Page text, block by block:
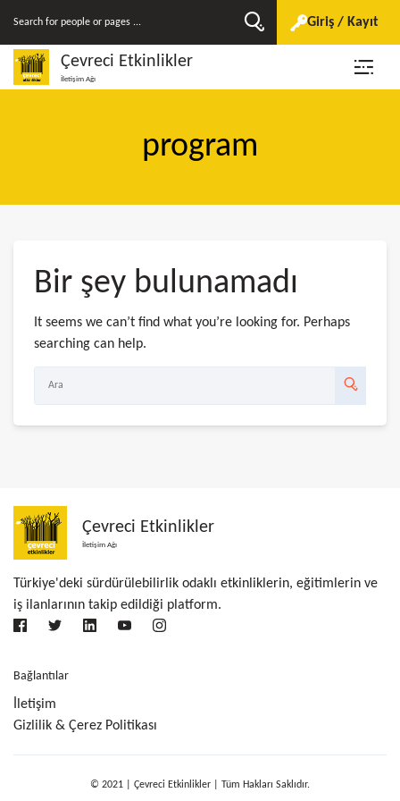
Giriş / Kayıt
Çevreci Etkinlikler
İletişim Ağı
program
Bir şey bulunamadı
It seems we can’t find what you’re looking for. Perhaps
searching can help.
Çevreci Etkinlikler
İletişim Ağı
Türkiye'deki sürdürülebilirlik odaklı etkinliklerin, eğitimlerin ve
iş ilanlarının takip edildiği platform.
Bağlantılar
İletişim
Gizlilik & Çerez Politikası
© 2021 | Çevreci Etkinlikler | Tüm Hakları Saklıdır.